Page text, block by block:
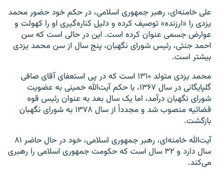
علی خامنه‌ای، رهبر جمهوری اسلامی، در حکم خود حضور محمد
یزدی را «ارزنده» توصیف کرده و دلیل کناره‌گیری او را کهولت و
عوارض جسمی عنوان کرده است. این در حالی است که سن
احمد جنتی، رئیس شورای نگهبان، پنج سال از سن محمد یزدی
بیشتر است.
محمد یزدی متولد ۱۳۱۰ است که در پی استعفای آقای صافی
گلپایگانی در سال ۱۳۶۷، با حکم آیت‌الله خمینی به عضویت
شورای نگهبان درآمد، اما یک سال بعد به عنوان رئیس قوه
قضائیه منصوب شد و مجدداً از سال ۱۳۷۸ به شورای نگهبان
بازگشت.
آیت‌الله خامنه‌ای، رهبر جمهوری اسلامی، خود در حال حاضر ۸۱
سال دارد و ۳۲ سال است که حکومت جمهوری اسلامی را رهبری
می‌کند.‎